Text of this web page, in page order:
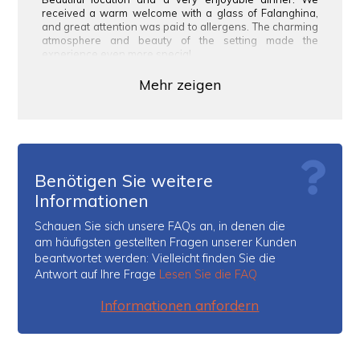
received a warm welcome with a glass of Falanghina,
and great attention was paid to allergens. The charming
atmosphere and beauty of the setting made the
experience even more special.
Mehr zeigen
Benötigen Sie weitere
Informationen
Schauen Sie sich unsere FAQs an, in denen die
am häufigsten gestellten Fragen unserer Kunden
beantwortet werden: Vielleicht finden Sie die
Antwort auf Ihre Frage Lesen Sie die FAQ
Informationen anfordern